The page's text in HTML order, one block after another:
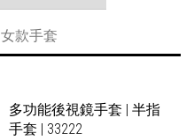
女款手套
多功能後視鏡手套 | 半指
手套 | 33222